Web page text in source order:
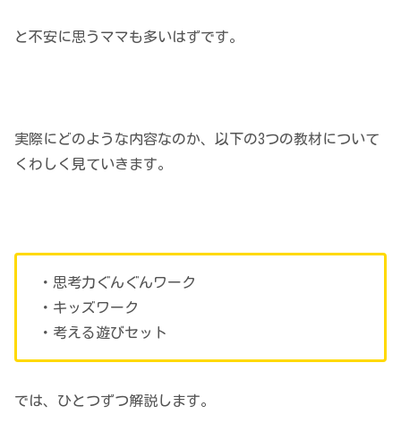
と不安に思うママも多いはずです。
実際にどのような内容なのか、以下の3つの教材について
くわしく見ていきます。
・思考力ぐんぐんワーク
・キッズワーク
・考える遊びセット
では、ひとつずつ解説します。